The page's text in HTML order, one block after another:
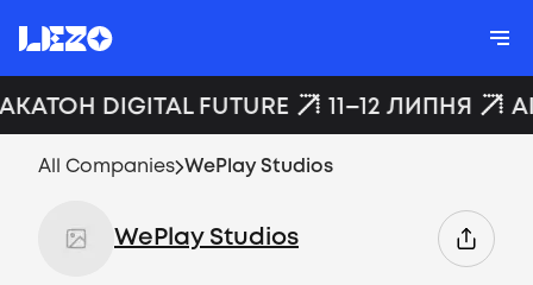
DIGITAL FUTURE 11–12 ЛИПНЯ
All Companies WePlay Studios
WePlay Studios